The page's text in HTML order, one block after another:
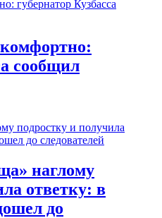
сообщил
наглому
ответку: в
до